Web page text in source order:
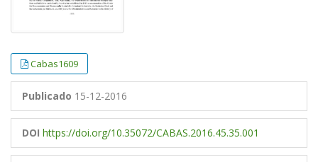
Cabas1609
Publicado 15-12-2016
DOI https://doi.org/10.35072/CABAS.2016.45.35.001